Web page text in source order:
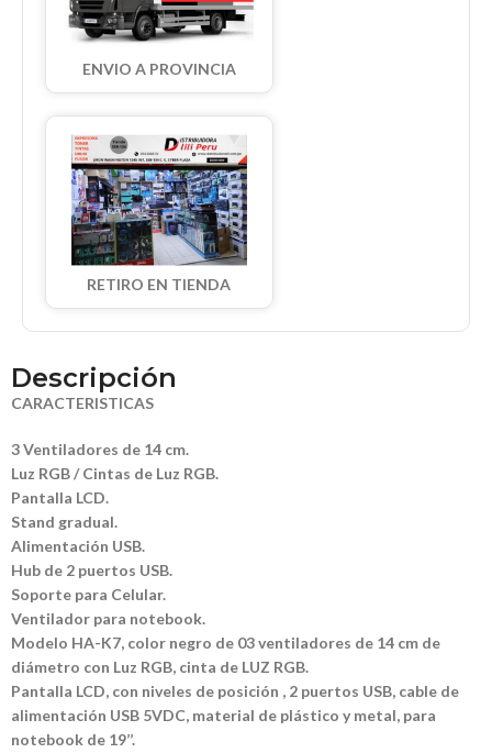
ENVIO A PROVINCIA
RETIRO EN TIENDA
Descripción
CARACTERISTICAS
3 Ventiladores de 14 cm.
Luz RGB / Cintas de Luz RGB.
Pantalla LCD.
Stand gradual.
Alimentación USB.
Hub de 2 puertos USB.
Soporte para Celular.
Ventilador para notebook.
Modelo HA-K7, color negro de 03 ventiladores de 14 cm de
diámetro con Luz RGB, cinta de LUZ RGB.
Pantalla LCD, con niveles de posición , 2 puertos USB, cable de
alimentación USB 5VDC, material de plástico y metal, para
notebook de 19’’.